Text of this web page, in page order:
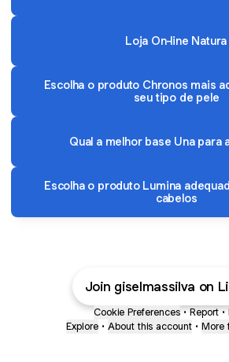
Loja On-line Natura
Escolha o produto Chronos mais
seu tipo de pele
Qual a melhor
Escolha o produto Lumina
cabelos
Join giselmassilva on
Cookie Preferences • Report •
Explore • About this account • More